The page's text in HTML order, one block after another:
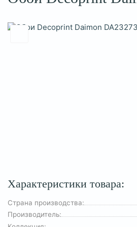
Характеристики товара:
Страна производства:
Производитель: